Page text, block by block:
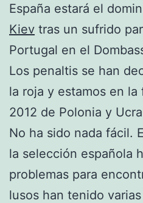
España estará el
Kiev tras un sufrido
Portugal en el
Los penaltis se han
la roja y estamos en la
2012 de Polonia y
No ha sido nada fácil.
la selección española
problemas para
lusos han tenido